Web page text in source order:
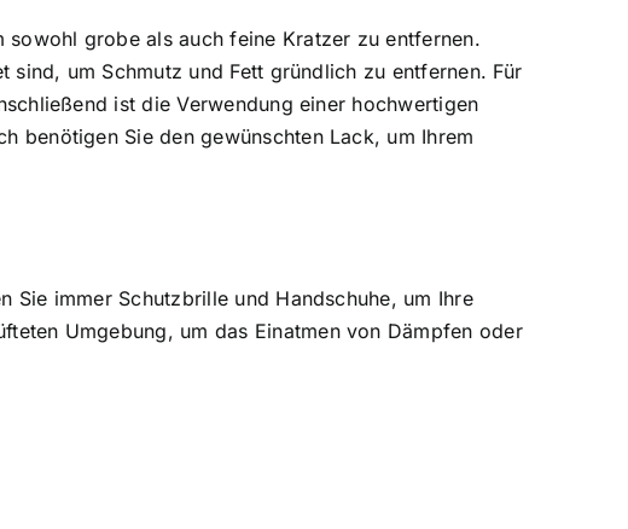
grobe als auch feine Kratzer zu entfernen.
um Schmutz und Fett gründlich zu entfernen. Für
ist die Verwendung einer hochwertigen
benötigen Sie den gewünschten Lack, um Ihrem
Sie immer Schutzbrille und Handschuhe, um Ihre
Umgebung, um das Einatmen von Dämpfen oder